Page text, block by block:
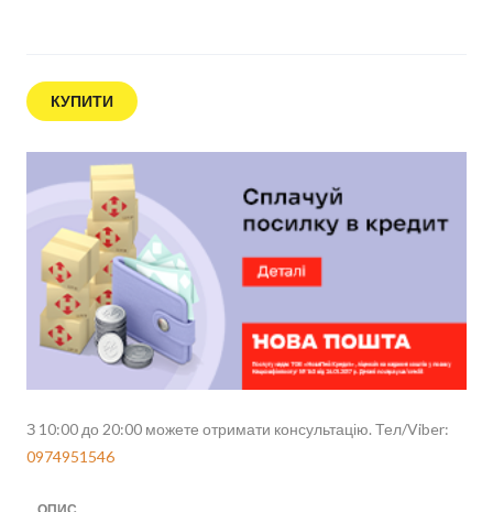
КУПИТИ
З 10:00 до 20:00 можете отримати консультацію. Тел/Viber:
0974951546